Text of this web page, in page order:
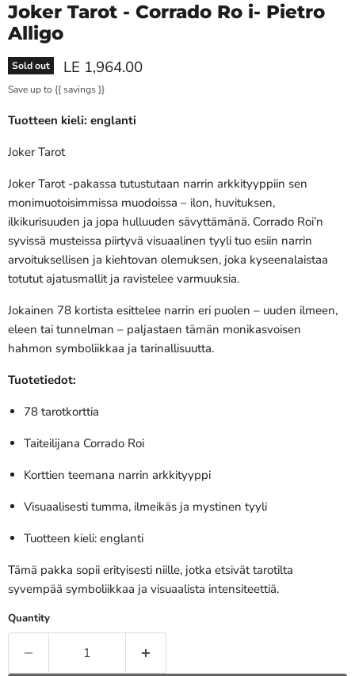
Joker Tarot - Corrado Ro i- Pietro
Alligo
Sold out Current price
LE 1,964.00
Save up to{{ savings }}
Tuotteen kieli: englanti
Joker Tarot
Joker Tarot -pakassa tutustutaan narrin arkkityyppiin sen
monimuotoisimmissa muodoissa – ilon, huvituksen,
ilkikurisuuden ja jopa hulluuden sävyttämänä. Corrado Roi’n
syvissä musteissa piirtyvä visuaalinen tyyli tuo esiin narrin
arvoituksellisen ja kiehtovan olemuksen, joka kyseenalaistaa
totutut ajatusmallit ja ravistelee varmuuksia.
Jokainen 78 kortista esittelee narrin eri puolen – uuden ilmeen,
eleen tai tunnelman – paljastaen tämän monikasvoisen
hahmon symboliikkaa ja tarinallisuutta.
Tuotetiedot:
78 tarotkorttia
Taiteilijana Corrado Roi
Korttien teemana narrin arkkityyppi
Visuaalisesti tumma, ilmeikäs ja mystinen tyyli
Tuotteen kieli: englanti
Tämä pakka sopii erityisesti niille, jotka etsivät tarotilta
syvempää symboliikkaa ja visuaalista intensiteettiä.
Quantity